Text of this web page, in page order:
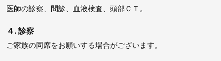
医師の診察、問診、血液検査、頭部ＣＴ。
４. 診察
ご家族の同席をお願いする場合がございます。